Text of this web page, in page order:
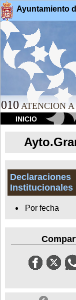
Ayuntamiento
010 ATENCION
INICIO
Declaraciones
Institucionales
Por fecha